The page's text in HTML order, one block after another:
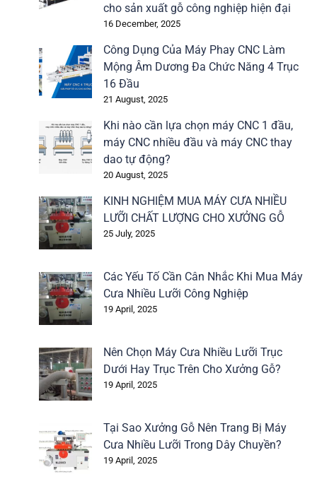
cho sản xuất gỗ công nghiệp hiện đại
16 December, 2025
Công Dụng Của Máy Phay CNC Làm
Mộng Âm Dương Đa Chức Năng 4 Trục
16 Đầu
21 August, 2025
Khi nào cần lựa chọn máy CNC 1 đầu,
máy CNC nhiều đầu và máy CNC thay
dao tự động?
20 August, 2025
KINH NGHIỆM MUA MÁY CƯA NHIỀU
LƯỠI CHẤT LƯỢNG CHO XƯỞNG GỖ
25 July, 2025
Các Yếu Tố Cần Cân Nhắc Khi Mua Máy
Cưa Nhiều Lưỡi Công Nghiệp
19 April, 2025
Nên Chọn Máy Cưa Nhiều Lưỡi Trục
Dưới Hay Trục Trên Cho Xưởng Gỗ?
19 April, 2025
Tại Sao Xưởng Gỗ Nên Trang Bị Máy
Cưa Nhiều Lưỡi Trong Dây Chuyền?
19 April, 2025